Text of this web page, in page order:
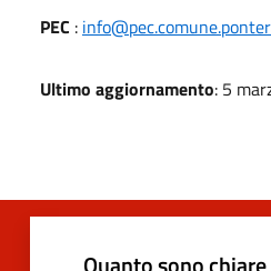
PEC :
Ultimo aggiornamento: 5